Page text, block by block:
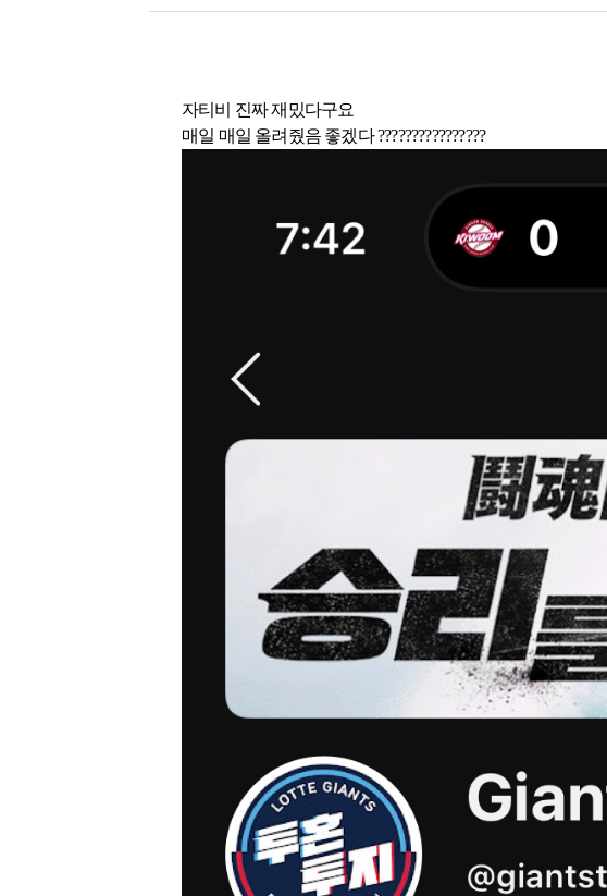
자티비 진짜 재밌다구요
매일 매일 올려줬음 좋겠다 ????????????????